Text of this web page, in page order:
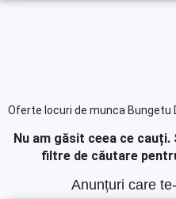
Oferte locuri de munca Bungetu
Nu am găsit ceea ce cauți.
filtre de căutare
Anunțuri care